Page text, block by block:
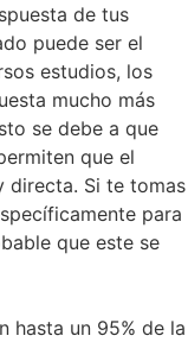
de tus
puede ser el
estudios, los
mucho más
se debe a que
que el
directa. Si te tomas
para
que este se
hasta un 95% de la